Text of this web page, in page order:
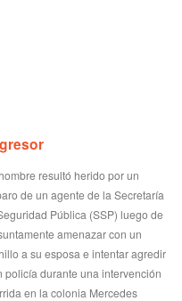
resultó herido por un
de un agente de la Secretaría
Pública (SSP) luego de
amenazar con un
a su esposa e intentar agredir
policía durante una intervención
en la colonia Mercedes